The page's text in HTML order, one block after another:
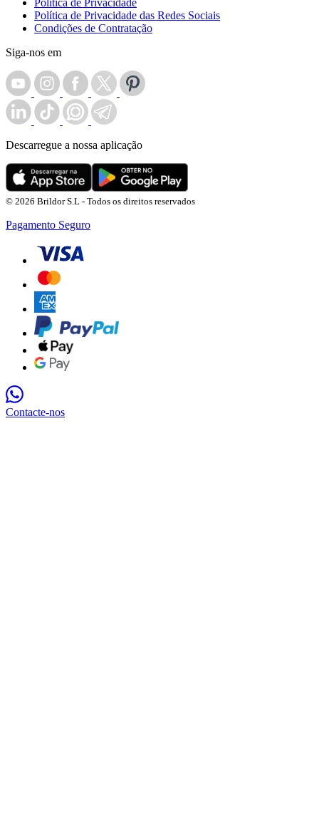
Política de Privacidade
Política de Privacidade das Redes Sociais
Condições de Contratação
Siga-nos em
Descarregue a nossa aplicação
© 2026 Brildor S.L - Todos os direitos reservados
Pagamento Seguro
Contacte-nos